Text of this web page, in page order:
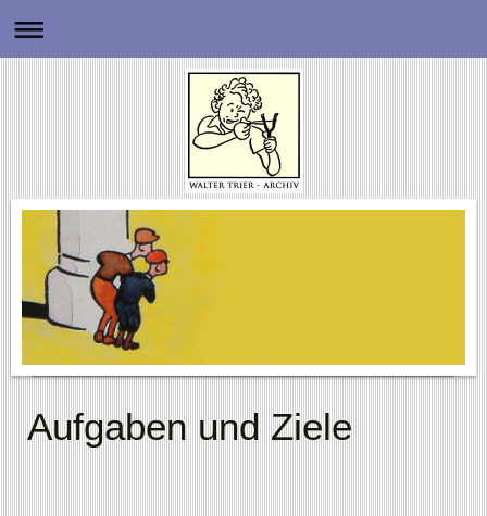
Aufgaben und Ziele